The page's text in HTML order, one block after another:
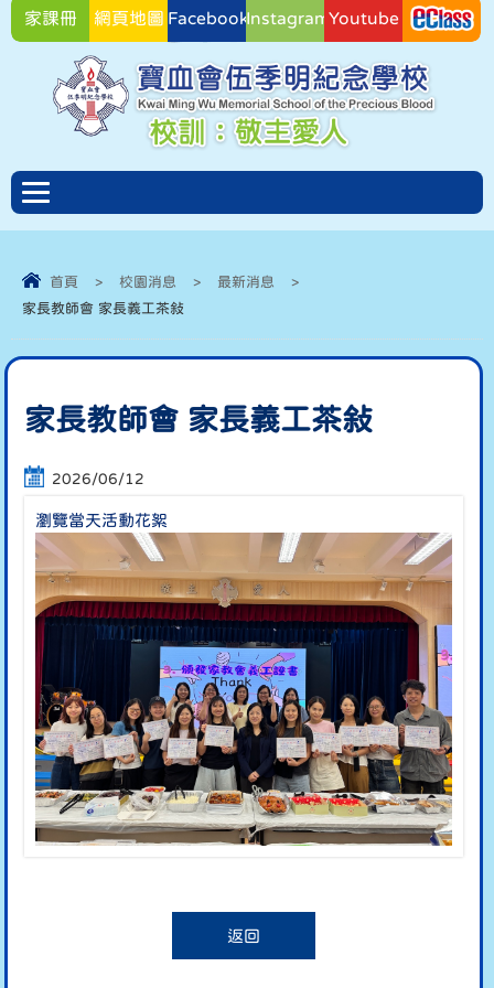
家課冊 網頁地圖 FacebookInstagramYoutube
首頁 > 校園消息 > 最新消息
>
家長教師會 家長義工茶敍
家長教師會 家長義工茶敍
2026/06/12
瀏覽當天活動花絮
返回